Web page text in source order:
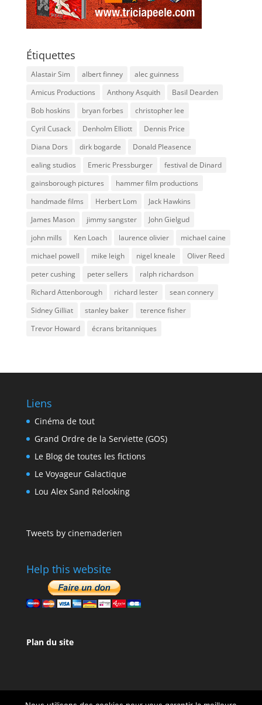
Étiquettes
Alastair Sim albert finney
alec guinness
Amicus Productions
Anthony Asquith
Basil Dearden
Bob hoskins
bryan forbes
christopher lee
Cyril Cusack
Denholm Elliott
Dennis Price
Diana Dors
dirk bogarde
Donald Pleasence
ealing studios
Emeric Pressburger
festival de Dinard
gainsborough pictures
hammer film productions
handmade films
Herbert Lom
Jack Hawkins
James Mason
jimmy sangster
John Gielgud
john mills
Ken Loach laurence olivier
michael caine
michael powell
mike leigh nigel kneale
Oliver Reed
peter cushing
peter sellers
ralph richardson
Richard Attenborough
richard lester
sean connery
Sidney Gilliat
stanley baker
terence fisher
Trevor Howard
écrans britanniques
Liens
Cinéma de tout
Grand Ordre de la Serviette (GOS)
Le Blog de toutes les fictions
Le Voyageur Galactique
Lou Alex Sand Relooking
Tweets by cinemaderien
Help this website
Plan du site